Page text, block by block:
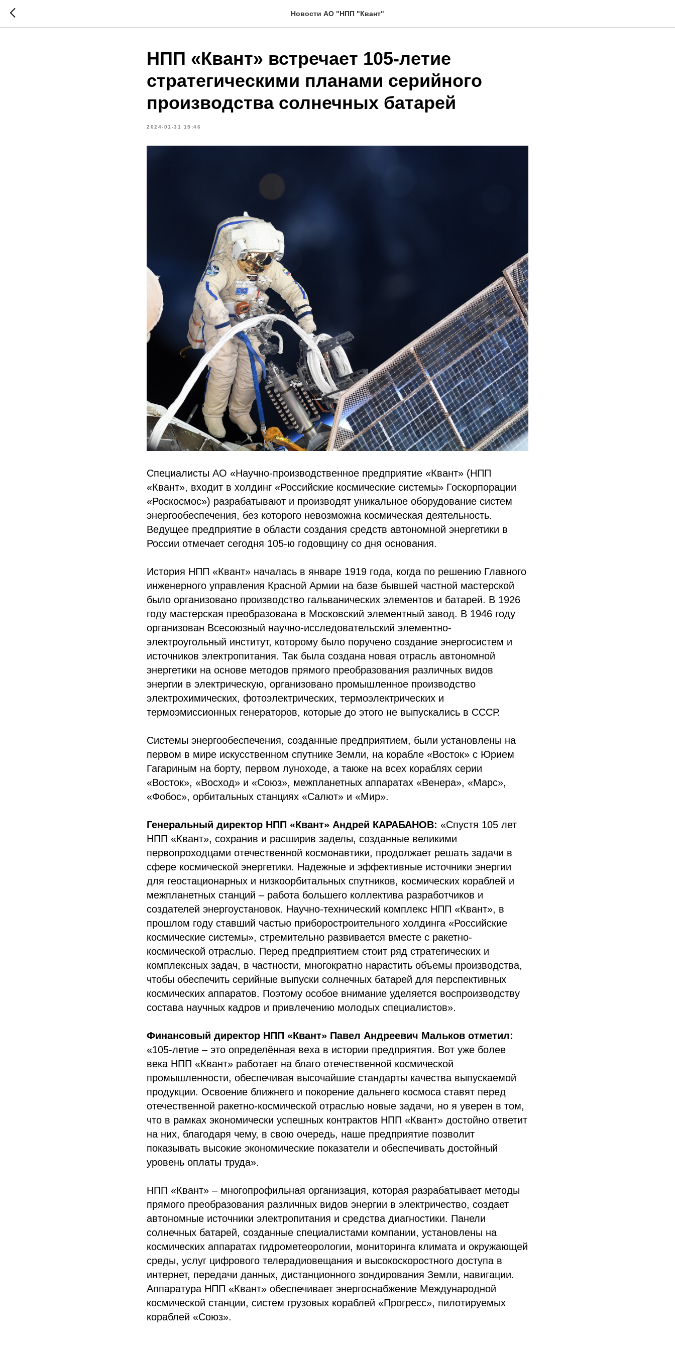
Новости АО "НПП "Квант"
НПП «Квант» встречает 105-летие
стратегическими планами серийного
производства солнечных батарей
2024-01-31 15:46
Специалисты АО «Научно-производственное предприятие «Квант» (НПП
«Квант», входит в холдинг «Российские космические системы» Госкорпорации
«Роскосмос») разрабатывают и производят уникальное оборудование систем
энергообеспечения, без которого невозможна космическая деятельность.
Ведущее предприятие в области создания средств автономной энергетики в
России отмечает сегодня 105-ю годовщину со дня основания.
История НПП «Квант» началась в январе 1919 года, когда по решению Главного
инженерного управления Красной Армии на базе бывшей частной мастерской
было организовано производство гальванических элементов и батарей. В 1926
году мастерская преобразована в Московский элементный завод. В 1946 году
организован Всесоюзный научно-исследовательский элементно-
электроугольный институт, которому было поручено создание энергосистем и
источников электропитания. Так была создана новая отрасль автономной
энергетики на основе методов прямого преобразования различных видов
энергии в электрическую, организовано промышленное производство
электрохимических, фотоэлектрических, термоэлектрических и
термоэмиссионных генераторов, которые до этого не выпускались в СССР.
Системы энергообеспечения, созданные предприятием, были установлены на
первом в мире искусственном спутнике Земли, на корабле «Восток» с Юрием
Гагариным на борту, первом луноходе, а также на всех кораблях серии
«Восток», «Восход» и «Союз», межпланетных аппаратах «Венера», «Марс»,
«Фобос», орбитальных станциях «Салют» и «Мир».
Генеральный директор НПП «Квант» Андрей КАРАБАНОВ: «Спустя 105 лет
НПП «Квант», сохранив и расширив заделы, созданные великими
первопроходцами отечественной космонавтики, продолжает решать задачи в
сфере космической энергетики. Надежные и эффективные источники энергии
для геостационарных и низкоорбитальных спутников, космических кораблей и
межпланетных станций – работа большего коллектива разработчиков и
создателей энергоустановок. Научно-технический комплекс НПП «Квант», в
прошлом году ставший частью приборостроительного холдинга «Российские
космические системы», стремительно развивается вместе с ракетно-
космической отраслью. Перед предприятием стоит ряд стратегических и
комплексных задач, в частности, многократно нарастить объемы производства,
чтобы обеспечить серийные выпуски солнечных батарей для перспективных
космических аппаратов. Поэтому особое внимание уделяется воспроизводству
состава научных кадров и привлечению молодых специалистов».
Финансовый директор НПП «Квант» Павел Андреевич Мальков отметил:
«105-летие – это определённая веха в истории предприятия. Вот уже более
века НПП «Квант» работает на благо отечественной космической
промышленности, обеспечивая высочайшие стандарты качества выпускаемой
продукции. Освоение ближнего и покорение дальнего космоса ставят перед
отечественной ракетно-космической отраслью новые задачи, но я уверен в том,
что в рамках экономически успешных контрактов НПП «Квант» достойно ответит
на них, благодаря чему, в свою очередь, наше предприятие позволит
показывать высокие экономические показатели и обеспечивать достойный
уровень оплаты труда».
НПП «Квант» – многопрофильная организация, которая разрабатывает методы
прямого преобразования различных видов энергии в электричество, создает
автономные источники электропитания и средства диагностики. Панели
солнечных батарей, созданные специалистами компании, установлены на
космических аппаратах гидрометеорологии, мониторинга климата и окружающей
среды, услуг цифрового телерадиовещания и высокоскоростного доступа в
интернет, передачи данных, дистанционного зондирования Земли, навигации.
Аппаратура НПП «Квант» обеспечивает энергоснабжение Международной
космической станции, систем грузовых кораблей «Прогресс», пилотируемых
кораблей «Союз».